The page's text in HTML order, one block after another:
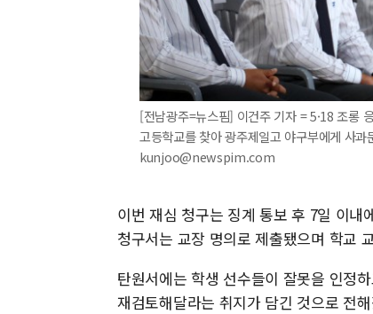
[전남광주=뉴스핌] 이건주 기자 = 5·18 조롱
고등학교를 찾아 광주제일고 야구부에게 사
kunjoo@newspim.com
이번 재심 청구는 징계 통보 후 7일 이내
청구서는 교장 명의로 제출됐으며 학교
탄원서에는 학생 선수들이 잘못을 인정
재검토해달라는 취지가 담긴 것으로 전